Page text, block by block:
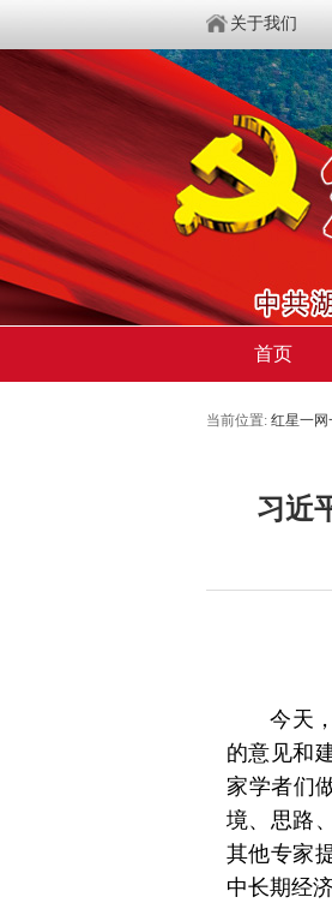
关于我们
首页
当前位置: 红星一网
习近
今天
的意见和
家学者们
境、思路
其他专家
中长期经